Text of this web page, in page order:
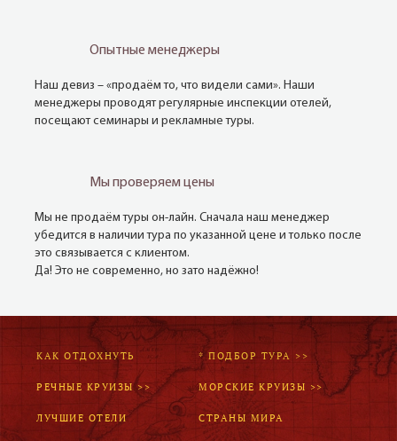
Опытные менеджеры
Наш девиз – «продаём то, что видели сами». Наши
менеджеры проводят регулярные инспекции отелей,
посещают семинары и рекламные туры.
Мы проверяем цены
Мы не продаём туры он-лайн. Сначала наш менеджер
убедится в наличии тура по указанной цене и только после
это связывается с клиентом.
Да! Это не современно, но зато надёжно!
КАК ОТДОХНУТЬ * ПОДБОР ТУРА >>
РЕЧНЫЕ КРУИЗЫ >> МОРСКИЕ КРУИЗЫ >>
ЛУЧШИЕ ОТЕЛИ СТРАНЫ МИРА